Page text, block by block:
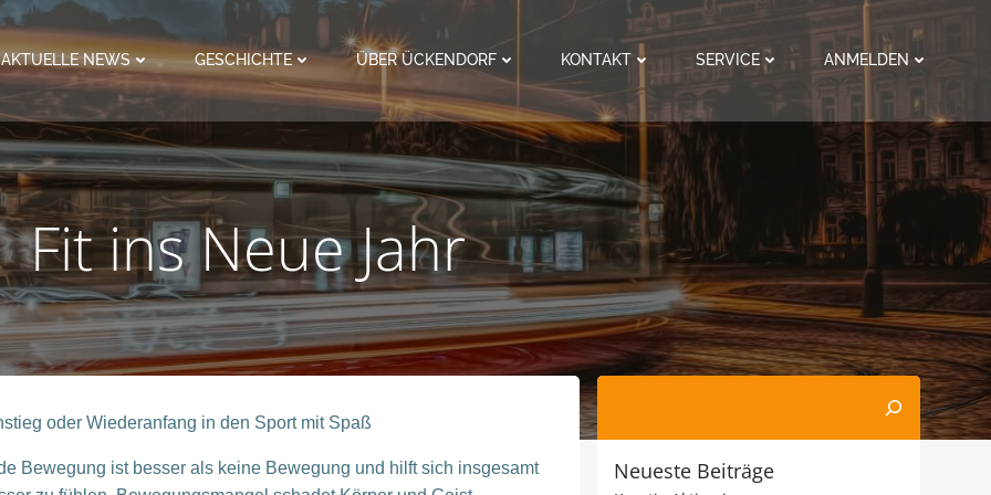
AKTUELLE NEWS GESCHICHTE ÜBER ÜCKENDORF KONTAKT SERVICE ANMELDEN
Fit ins Neue Jahr
oder Wiederanfang in den Sport mit Spaß
Bewegung ist besser als keine Bewegung und hilft sich insgesamt
Suchen
Neueste Beiträge